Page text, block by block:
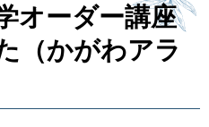
オーダー講座
（かがわアラ